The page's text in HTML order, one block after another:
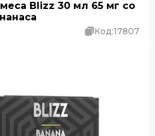
Blizz 30 мл 65 мг со
Код:17807